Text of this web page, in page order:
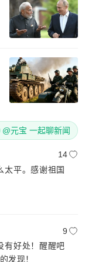
@元宝 一起聊新闻
14
太平。感谢祖国
9
有好处！醒醒吧
发现！